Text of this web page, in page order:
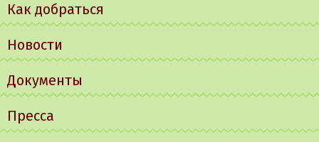
Как добраться
Новости
Документы
Пресса